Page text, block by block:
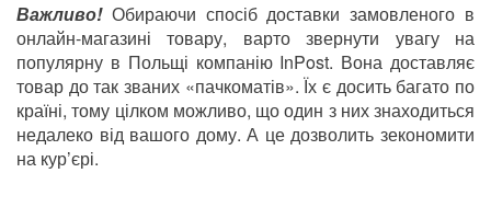
Важливо!Обираючи спосіб доставки замовленого в
онлайн-магазині товару, варто звернути увагу на
популярну в Польщі компанію InPost. Вона доставляє
товар до так званих «пачкоматів». Їх є досить багато по
країні, тому цілком можливо, що один з них знаходиться
недалеко від вашого дому. А це дозволить зекономити
на кур’єрі.